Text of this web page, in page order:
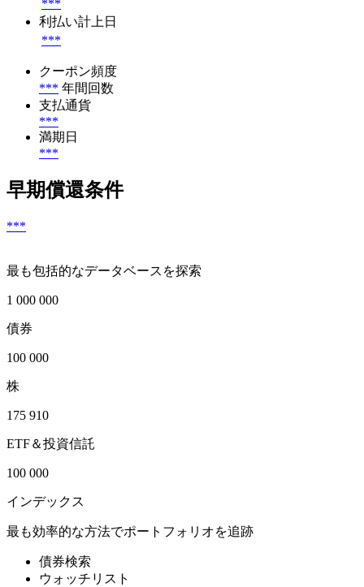
***
利払い計上日
***
クーポン頻度
*** 年間回数
支払通貨
***
満期日
***
早期償還条件
***
最も包括的なデータベースを探索
1 000 000
債券
100 000
株
175 910
ETF＆投資信託
100 000
インデックス
最も効率的な方法でポートフォリオを追跡
債券検索
ウォッチリスト